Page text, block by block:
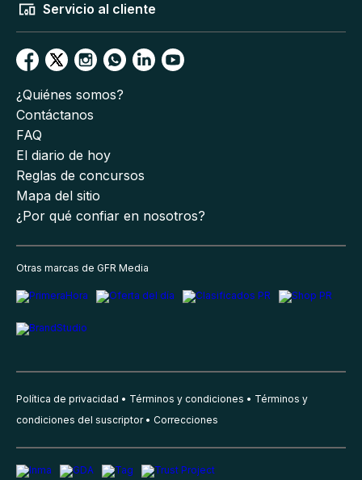
Servicio al cliente
¿Quiénes somos?
Contáctanos
FAQ
El diario de hoy
Reglas de concursos
Mapa del sitio
¿Por qué confiar en nosotros?
Otras marcas de GFR Media
Política de privacidad Términos y condiciones
Términos y
condiciones del suscriptor
Correcciones